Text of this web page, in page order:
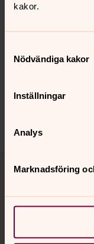
kakor.
Nödvändiga kakor
Inställningar
Analys
Marknadsföring
Synpunkter